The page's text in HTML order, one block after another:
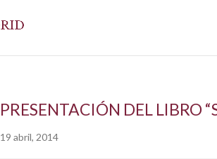
PRESENTACIÓN DEL LIBRO
19 abril, 2014